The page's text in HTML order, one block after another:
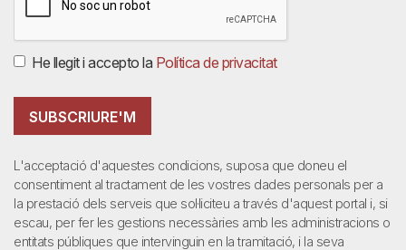
He llegit i accepto la Política de privacitat
SUBSCRIURE'M
L'acceptació d'aquestes condicions, suposa que doneu el
consentiment al tractament de les vostres dades personals per a
la prestació dels serveis que sol·liciteu a través d'aquest portal i, si
escau, per fer les gestions necessàries amb les administracions o
entitats públiques que intervinguin en la tramitació, i la seva